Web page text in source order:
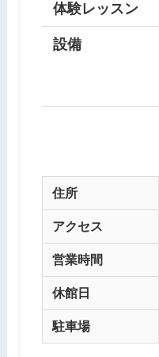
体験レッスン
設備
住所
アクセス
営業時間
休館日
駐車場